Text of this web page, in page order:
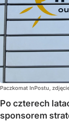
Paczkomat InPostu,
Po czterech
sponsorem